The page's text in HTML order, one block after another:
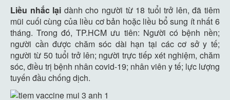
Liều nhắc lại dành cho người từ 18 tuổi trở lên, đã tiêm
mũi cuối cùng của liều cơ bản hoặc liều bổ sung ít nhất 6
tháng. Trong đó, TP.HCM ưu tiên: Người có bệnh nền;
người cần được chăm sóc dài hạn tại các cơ sở y tế;
người từ 50 tuổi trở lên; người trực tiếp xét nghiệm, chăm
sóc, điều trị bệnh nhân covid-19; nhân viên y tế; lực lượng
tuyến đầu chống dịch.